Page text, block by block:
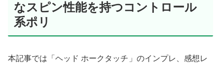
なスピン性能を持つコントロール
系ポリ
本記事では「ヘッド ホークタッチ 」のインプレ、感想レ